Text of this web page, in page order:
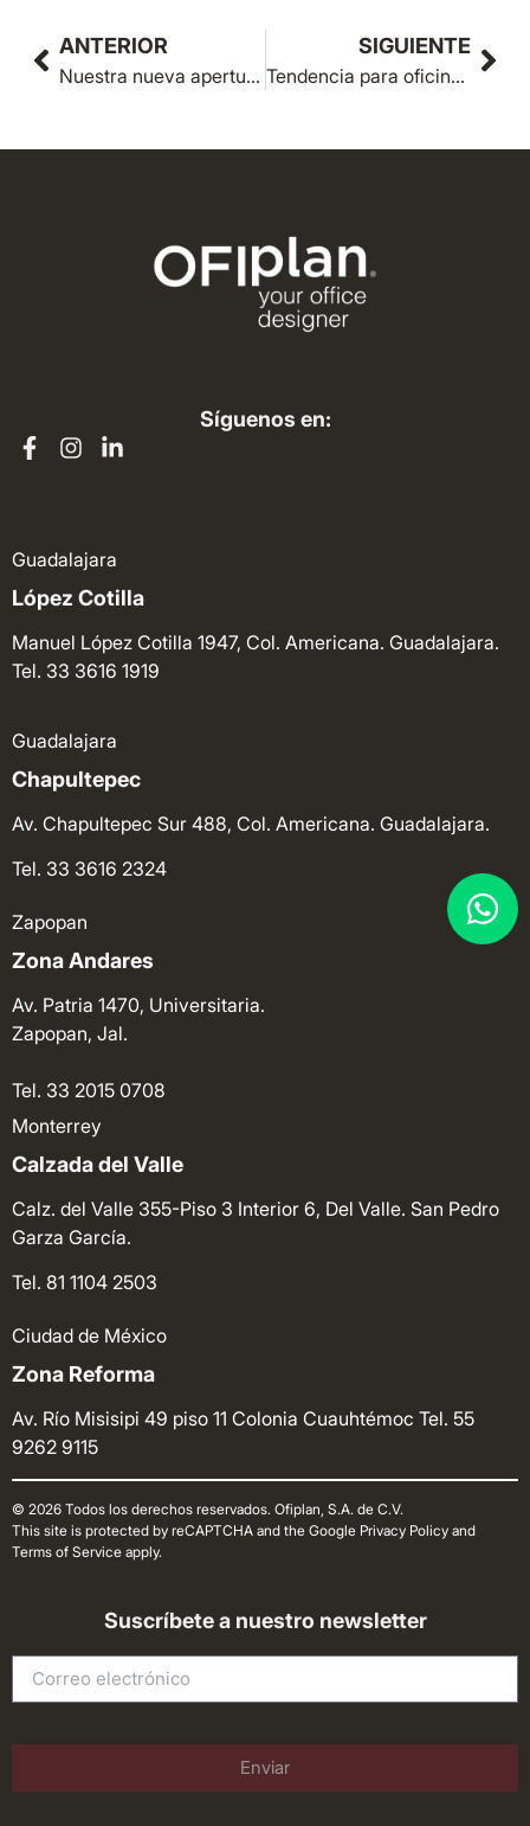
ANTERIOR
Nuestra nueva apertura en San Pedro Garza García, Nuevo León
SIGUIENTE
Tendencia para oficinas 2022
Síguenos en:
Guadalajara
López Cotilla
Manuel López Cotilla 1947, Col. Americana. Guadalajara.
Tel. 33 3616 1919
Guadalajara
Chapultepec
Av. Chapultepec Sur 488, Col. Americana. Guadalajara.
Tel. 33 3616 2324
Zapopan
Zona Andares
Av. Patria 1470, Universitaria.
Zapopan, Jal.
Tel. 33 2015 0708
Monterrey
Calzada del Valle
Calz. del Valle 355-Piso 3 Interior 6, Del Valle. San Pedro
Garza García.
Tel. 81 1104 2503
Ciudad de México
Zona Reforma
Av. Río Misisipi 49 piso 11 Colonia Cuauhtémoc Tel. 55
9262 9115
© 2026 Todos los derechos reservados. Ofiplan, S.A. de C.V.
This site is protected by reCAPTCHA and the Google Privacy Policy and
Terms of Service apply.
Suscríbete a nuestro newsletter
Enviar